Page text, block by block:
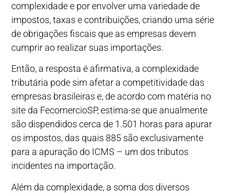
complexidade e por envolver uma variedade de
impostos, taxas e contribuições, criando uma série
de obrigações fiscais que as empresas devem
cumprir ao realizar suas importações.
Então, a resposta é afirmativa, a complexidade
tributária pode sim afetar a competitividade das
empresas brasileiras e, de acordo com matéria no
site da FecomercioSP, estima-se que anualmente
são dispendidos cerca de 1.501 horas para apurar
os impostos, das quais 885 são exclusivamente
para a apuração do ICMS – um dos tributos
incidentes na importação.
Além da complexidade, a soma dos diversos